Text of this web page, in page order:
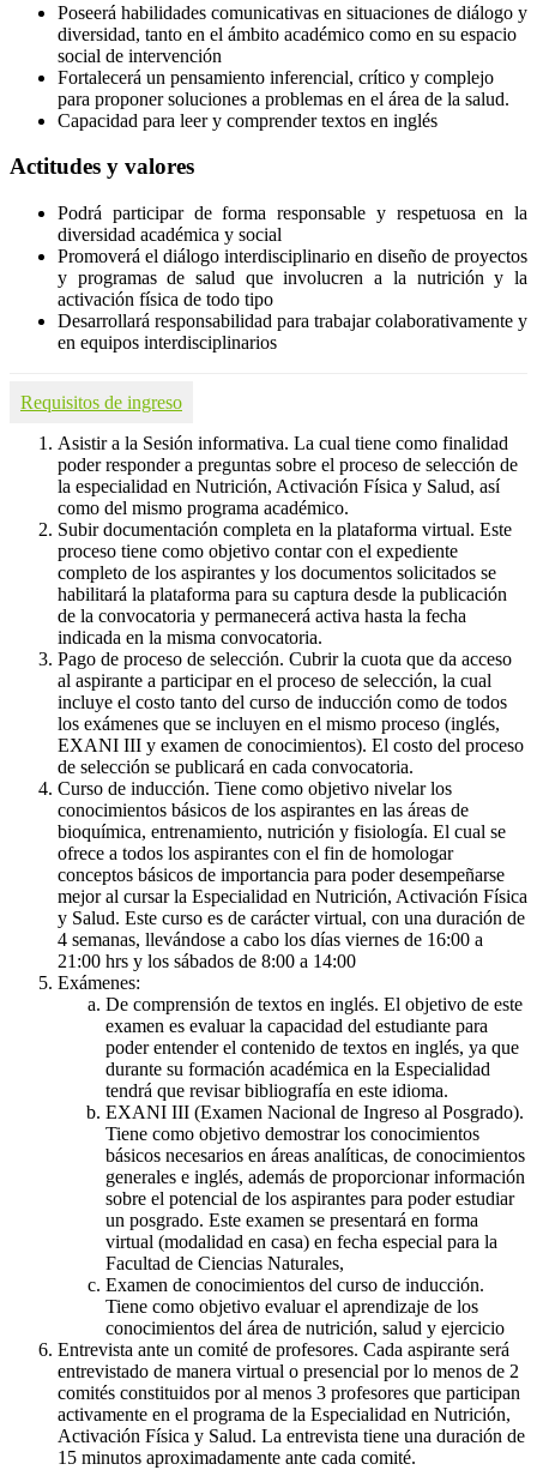
Poseerá habilidades comunicativas en situaciones de diálogo y
diversidad, tanto en el ámbito académico como en su espacio
social de intervención
Fortalecerá un pensamiento inferencial, crítico y complejo
para proponer soluciones a problemas en el área de la salud.
Capacidad para leer y comprender textos en inglés
Actitudes y valores
Podrá participar de forma responsable y respetuosa en la
diversidad académica y social
Promoverá el diálogo interdisciplinario en diseño de proyectos
y programas de salud que involucren a la nutrición y la
activación física de todo tipo
Desarrollará responsabilidad para trabajar colaborativamente y
en equipos interdisciplinarios
Requisitos de ingreso
Asistir a la Sesión informativa. La cual tiene como finalidad
poder responder a preguntas sobre el proceso de selección de
la especialidad en Nutrición, Activación Física y Salud, así
como del mismo programa académico.
Subir documentación completa en la plataforma virtual. Este
proceso tiene como objetivo contar con el expediente
completo de los aspirantes y los documentos solicitados se
habilitará la plataforma para su captura desde la publicación
de la convocatoria y permanecerá activa hasta la fecha
indicada en la misma convocatoria.
Pago de proceso de selección. Cubrir la cuota que da acceso
al aspirante a participar en el proceso de selección, la cual
incluye el costo tanto del curso de inducción como de todos
los exámenes que se incluyen en el mismo proceso (inglés,
EXANI III y examen de conocimientos). El costo del proceso
de selección se publicará en cada convocatoria.
Curso de inducción. Tiene como objetivo nivelar los
conocimientos básicos de los aspirantes en las áreas de
bioquímica, entrenamiento, nutrición y fisiología. El cual se
ofrece a todos los aspirantes con el fin de homologar
conceptos básicos de importancia para poder desempeñarse
mejor al cursar la Especialidad en Nutrición, Activación Física
y Salud. Este curso es de carácter virtual, con una duración de
4 semanas, llevándose a cabo los días viernes de 16:00 a
21:00 hrs y los sábados de 8:00 a 14:00
Exámenes:
De comprensión de textos en inglés. El objetivo de este
examen es evaluar la capacidad del estudiante para
poder entender el contenido de textos en inglés, ya que
durante su formación académica en la Especialidad
tendrá que revisar bibliografía en este idioma.
EXANI III (Examen Nacional de Ingreso al Posgrado).
Tiene como objetivo demostrar los conocimientos
básicos necesarios en áreas analíticas, de conocimientos
generales e inglés, además de proporcionar información
sobre el potencial de los aspirantes para poder estudiar
un posgrado. Este examen se presentará en forma
virtual (modalidad en casa) en fecha especial para la
Facultad de Ciencias Naturales,
Examen de conocimientos del curso de inducción.
Tiene como objetivo evaluar el aprendizaje de los
conocimientos del área de nutrición, salud y ejercicio
Entrevista ante un comité de profesores. Cada aspirante será
entrevistado de manera virtual o presencial por lo menos de 2
comités constituidos por al menos 3 profesores que participan
activamente en el programa de la Especialidad en Nutrición,
Activación Física y Salud. La entrevista tiene una duración de
15 minutos aproximadamente ante cada comité.